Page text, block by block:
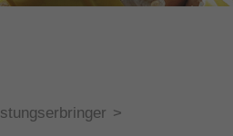
>